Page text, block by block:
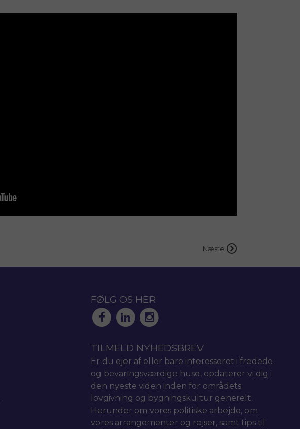
Næste
FØLG OS HER
TILMELD NYHEDSBREV
Er du ejer af eller bare interesseret i fredede
og bevaringsværdige huse, opdaterer vi dig i
den nyeste viden inden for områdets
lovgivning og bygningskultur generelt.
Herunder om vores politiske arbejde, om
vores arrangementer og rejser, samt tips til